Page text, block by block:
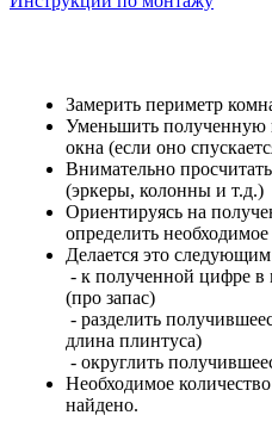
Замерить периметр
Уменьшить
окна (если оно
Внимательно
(эркеры, колонны и т.д.)
Ориентируясь на
определить
Делается это
- к полученной цифре в
(про запас)
- разделить
длина плинтуса)
- округлить
Необходимое
найдено.